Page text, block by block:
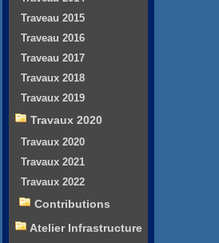
Traveau 2015
Traveau 2016
Traveau 2017
Travaux 2018
Travaux 2019
Travaux 2020
Travaux 2020
Travaux 2021
Travaux 2022
Contributions
Atelier Infrastructure